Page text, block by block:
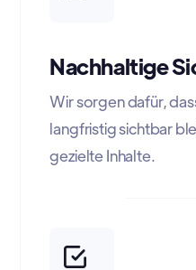
Nachhaltige
Wir sorgen dafür,
langfristig sichtbar
gezielte Inhalte.